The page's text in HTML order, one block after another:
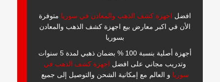
افضل اجهزة كشف الذهب والمعادن في سوريا متوفرة
الأن في اكبر معارض بيع اجهزة كشف الذهب والمعادن
بسوريا
أجهزة أصلية بنسبة 100 % بضمان ذهبي لمدة 5 سنوات
وتدريب مجاني على افضل اجهزة كشف الذهب في
سوريا و العالم مع إمكانية الشحن والتوصيل إلى جميع